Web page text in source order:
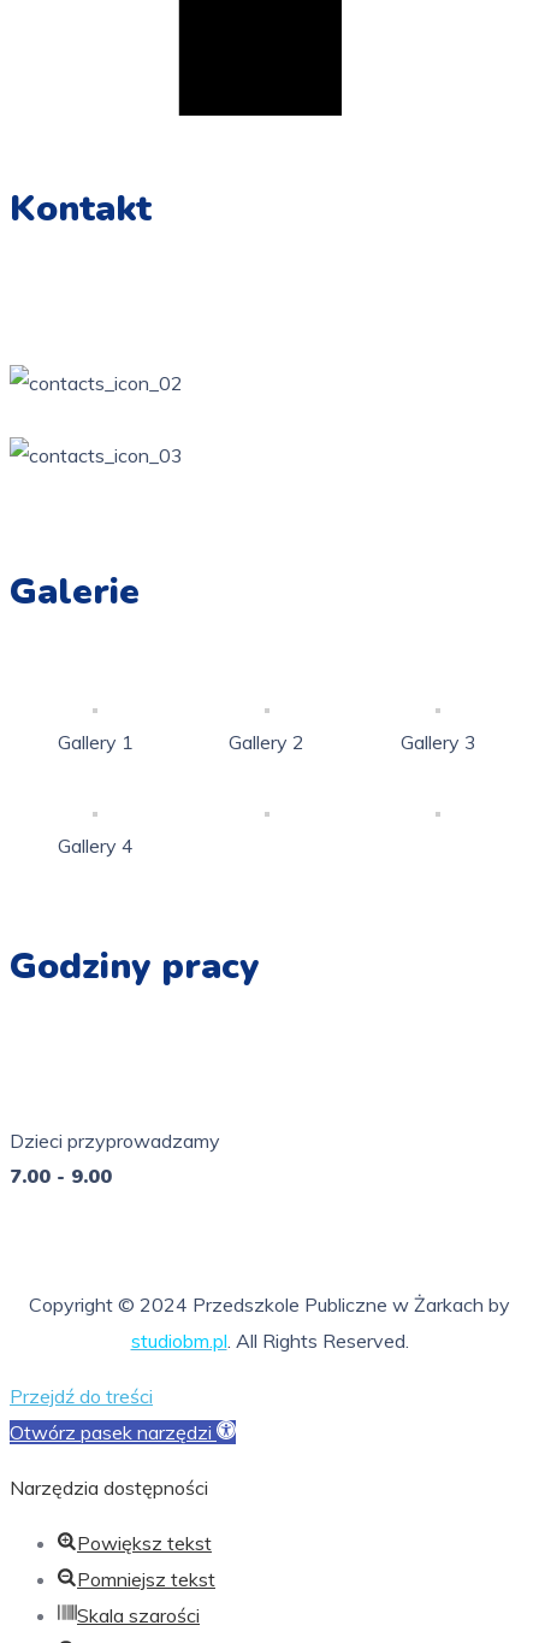
Kontakt
Galerie
Gallery 1 Gallery 2 Gallery 3
Gallery 4
Godziny pracy
Dzieci przyprowadzamy
7.00 - 9.00
Copyright © 2024 Przedszkole Publiczne w Żarkach by
studiobm.pl . All Rights Reserved.
Przejdź do treści
Otwórz pasek narzędzi
Narzędzia dostępności
Powiększ tekst
Pomniejsz tekst
Skala szarości